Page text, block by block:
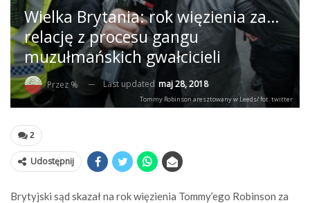
Wielka Brytania: rok więzienia za…
relację z procesu gangu
muzułmańskich gwałcicieli
Przez % Last updated maj 28, 2018
Tommy Robinson aresztowany w Leeds/ fot. twitter
2
Udostępnij
Brytyjski sąd skazał na rok więzienia Tommy’ego Robinson za